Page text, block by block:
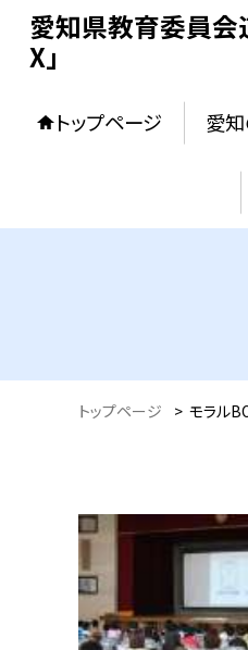
愛知県教育委員会
X」
トップページ 愛
トップページ > モラル